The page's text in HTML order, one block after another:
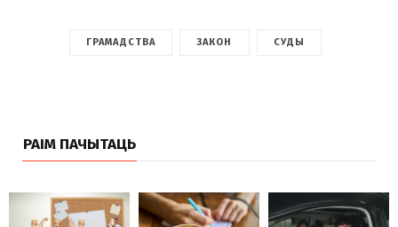
ГРАМАДСТВА ЗАКОН СУДЫ
РАІМ ПАЧЫТАЦЬ